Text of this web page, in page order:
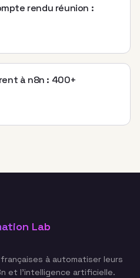
rendu réunion :
à n8n : 400+
Lab
à automatiser leurs
et l'intelligence artificielle.